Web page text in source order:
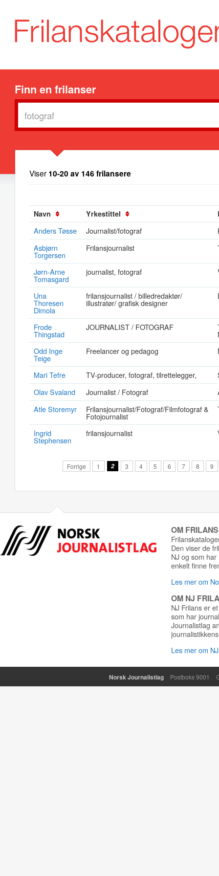
Finn en frilanser
Viser 10-20 av 146 frilansere
Navn Yrkestittel
Anders Tøsse Journalist/fotograf
Asbjørn
Torgersen
Frilansjournalist
Jørn-Arne
Tomasgard
journalist, fotograf
Una
Thoresen
Dimola
frilansjournalist / billedredaktør/
illustratør/ grafisk designer
Frode
Thingstad
JOURNALIST / FOTOGRAF
Odd Inge
Teige
Freelancer og pedagog
Mari Tefre TV-producer, fotograf, tilrettelegger,
Olav Svaland
Journalist / Fotograf
Atle Storemyr
Frilansjournalist/Fotograf/Filmfotograf &
Fotojournalist
Ingrid
Stephensen
frilansjournalist
Forrige 1 2 3 4 5 6 7 8 9
OM
Den viser de
NJ og som
enkelt finne
Les mer om
OM NJ
NJ Frilans er
som har
Journalistlag
Les mer om
Norsk Journalistlag Postboks 9001